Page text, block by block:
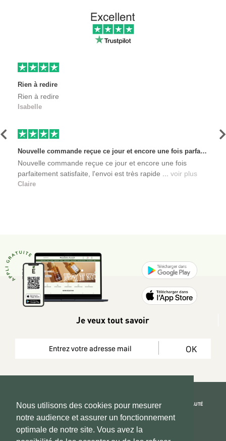
Nous utilisons des cookies pour mesurer
notre audience et assurer un fonctionnement
optimale de notre site. Vous avez la
Rien à redire
Rien à redire
Isabelle
Nouvelle commande reçue ce jour et encore une fois parfaitement satisfaite, l'envoi est très rapide et les produits sont toujours conditionnés de manière personnalisés. L'avantage de commander auprès de créateurs indépendants.
Nouvelle commande reçue ce jour et encore une fois
parfaitement satisfaite, l'envoi est très rapide ... voir plus
Claire
Précédent
Je veux tout savoir
OK
Copyright 2026 © www.hadeen-place.fr
REJOIGNEZ LA COMMUNAUTÉ